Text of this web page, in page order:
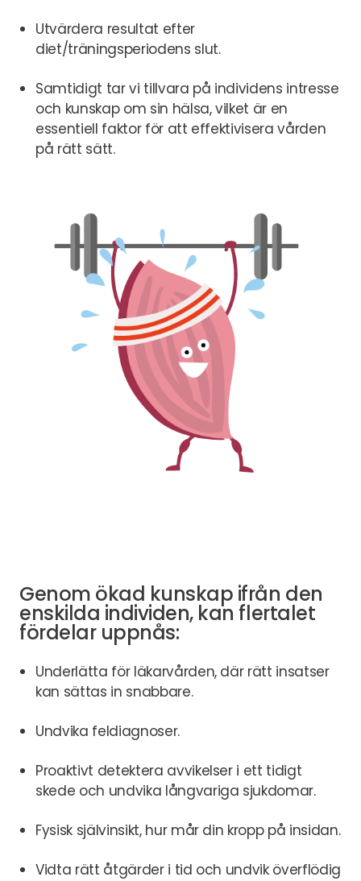
Utvärdera resultat efter
diet/träningsperiodens slut.
Samtidigt tar vi tillvara på individens intresse
och kunskap om sin hälsa, vilket är en
essentiell faktor för att effektivisera vården
på rätt sätt.
Genom ökad kunskap ifrån den
enskilda individen, kan flertalet
fördelar uppnås:
Underlätta för läkarvården, där rätt insatser
kan sättas in snabbare.
Undvika feldiagnoser.
Proaktivt detektera avvikelser i ett tidigt
skede och undvika långvariga sjukdomar.
Fysisk självinsikt, hur mår din kropp på insidan.
Vidta rätt åtgärder i tid och undvik överflödig